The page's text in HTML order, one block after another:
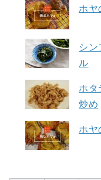
ホヤ
シ
ル
ホタ
炒め
ホヤ